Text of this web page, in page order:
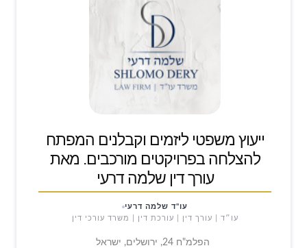
ייעוץ משפטי ליזמים וקבלנים המפתח
להצלחה בפרויקטים מורכבים. מאת
עורך דין שלמה דרעי
עו"ד שלמה דרעי
עו״ד | עורך דין | עורכת דין | משרד עורכי דין
הפלמ"ח 24, ירושלים, ישראל